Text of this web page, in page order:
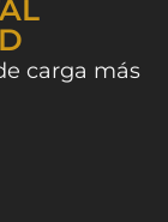
carga más